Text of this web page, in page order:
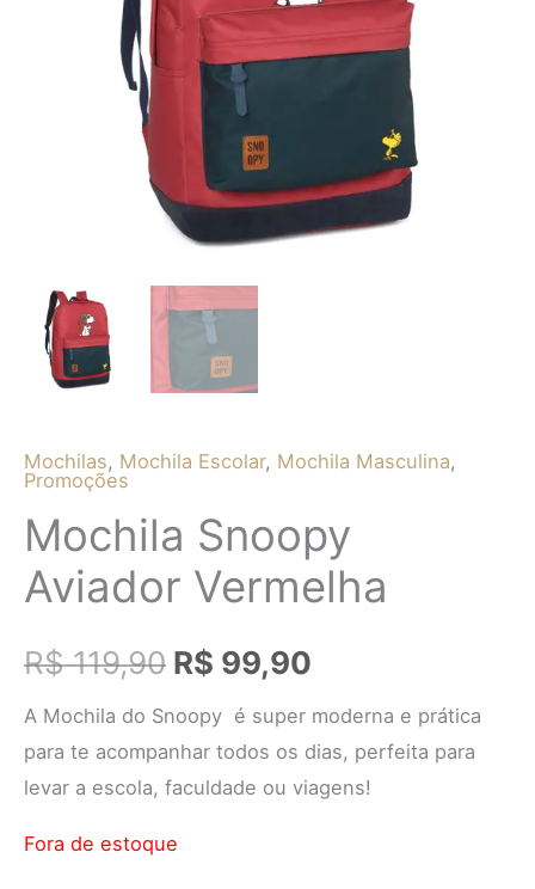
Mochilas, Mochila Escolar, Mochila Masculina,
Promoções
Mochila Snoopy
Aviador Vermelha
R$119,90
R$ 119,90.
R$ 99,90
R$ 99,90.
A Mochila do Snoopy é super moderna e prática
para te acompanhar todos os dias, perfeita para
levar a escola, faculdade ou viagens!
Fora de estoque